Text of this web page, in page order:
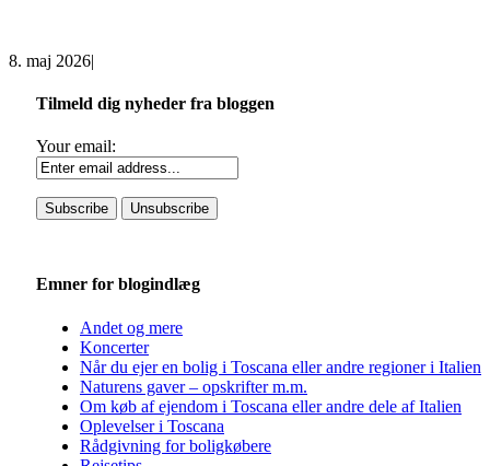
8. maj 2026|
Tilmeld dig nyheder fra bloggen
Your email:
Emner for blogindlæg
Andet og mere
Koncerter
Når du ejer en bolig i Toscana eller andre regioner i Italien
Naturens gaver – opskrifter m.m.
Om køb af ejendom i Toscana eller andre dele af Italien
Oplevelser i Toscana
Rådgivning for boligkøbere